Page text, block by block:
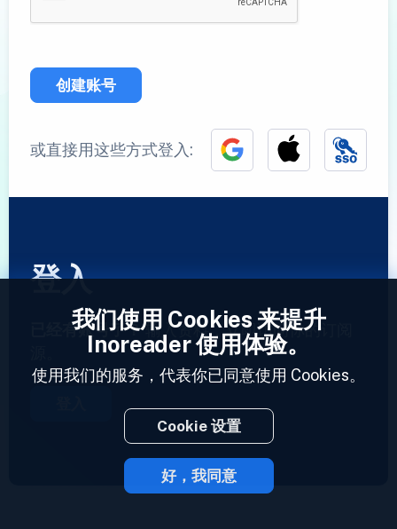
创建账号
或直接用这些方式登入:
登入
已经有账号了？输入资料，立即访问你的订阅
2023 © Inoreader
我们使用 Cookies 来提升
Inoreader 使用体验。
使用我们的服务，代表你已同意使用 Cookies。
Cookie 设置
好，我同意